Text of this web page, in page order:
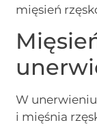
mięsień
W unerwieniu
i mięśnia